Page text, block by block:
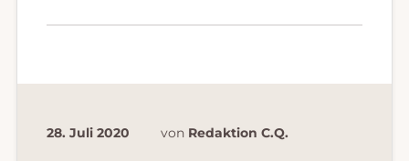
28. Juli 2020 von Redaktion C.Q.